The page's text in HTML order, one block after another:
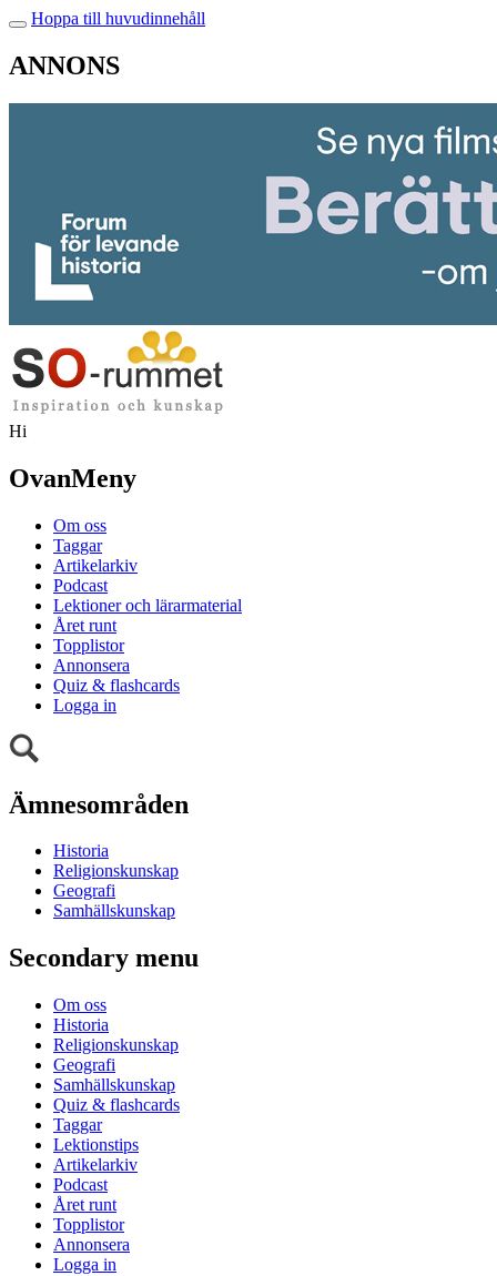
Hoppa till huvudinnehåll
ANNONS
Hi
OvanMeny
Om oss
Taggar
Artikelarkiv
Podcast
Lektioner och lärarmaterial
Året runt
Topplistor
Annonsera
Quiz & flashcards
Logga in
Ämnesområden
Historia
Religionskunskap
Geografi
Samhällskunskap
Secondary menu
Om oss
Historia
Religionskunskap
Geografi
Samhällskunskap
Quiz & flashcards
Taggar
Lektionstips
Artikelarkiv
Podcast
Året runt
Topplistor
Annonsera
Logga in